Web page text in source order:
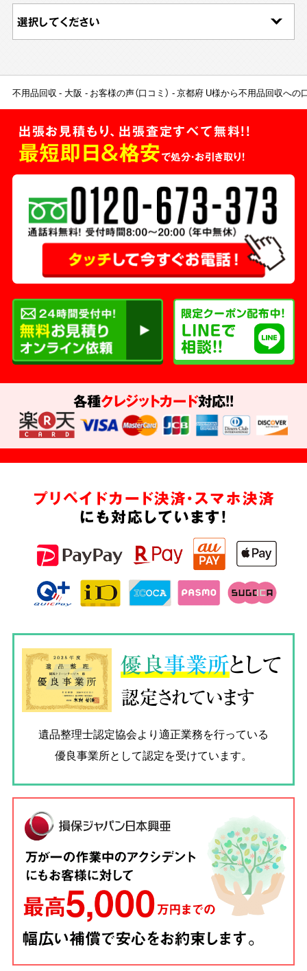
不用品回収 大阪 お客様の声（口コミ） 京都府 U様から不用品回収への
出張お見積もり、出張査定すべて無料!!
最短即日＆格安で処分・お引き取り！
各種クレジットカード対応!!
プリペイドカード決済・スマホ決済
にも対応しています!
優良事業所として
認定されています
遺品整理士認定協会より適正業務を行っている
優良事業所として認定を受けています。